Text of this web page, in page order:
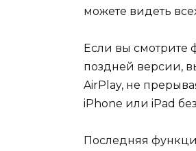
можете видеть
Если вы смотрите
поздней версии,
AirPlay, не
iPhone или iPad
Последняя